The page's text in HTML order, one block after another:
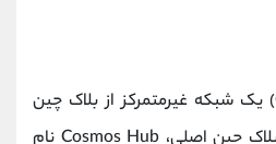
شبکه‌ی کازماس (Cosmos) یک شبکه غیرمتمرکز از بلاک چین‌
021-22021030